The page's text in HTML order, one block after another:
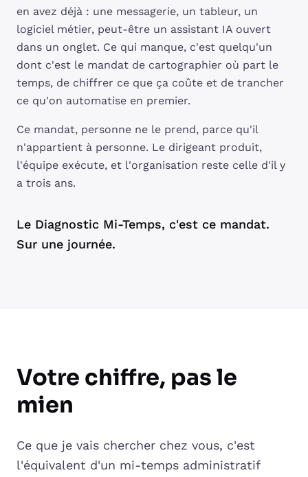
en avez déjà : une messagerie, un tableur, un
logiciel métier, peut-être un assistant IA ouvert
dans un onglet. Ce qui manque, c'est quelqu'un
dont c'est le mandat de cartographier où part le
temps, de chiffrer ce que ça coûte et de trancher
ce qu'on automatise en premier.
Ce mandat, personne ne le prend, parce qu'il
n'appartient à personne. Le dirigeant produit,
l'équipe exécute, et l'organisation reste celle d'il y
a trois ans.
Le Diagnostic Mi-Temps, c'est ce mandat.
Sur une journée.
Votre chiffre, pas le
mien
Ce que je vais chercher chez vous, c'est
l'équivalent d'un mi-temps administratif